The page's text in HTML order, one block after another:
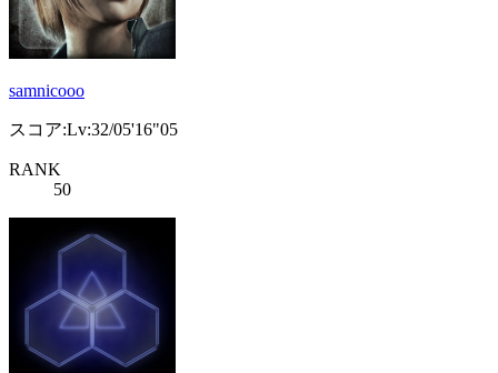
samnicooo
スコア:Lv:32/05'16"05
RANK
50